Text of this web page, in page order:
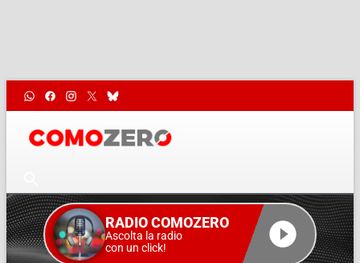
RADIO COMOZERO
Ascolta la radio
con un click!